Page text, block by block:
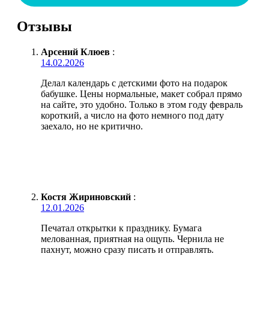
Отзывы
Арсений Клюев :
14.02.2026
Делал календарь с детскими фото на подарок
бабушке. Цены нормальные, макет собрал прямо
на сайте, это удобно. Только в этом году февраль
короткий, а число на фото немного под дату
заехало, но не критично.
Костя Жириновский :
12.01.2026
Печатал открытки к празднику. Бумага
мелованная, приятная на ощупь. Чернила не
пахнут, можно сразу писать и отправлять.